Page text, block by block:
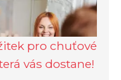
pro chuťové
vás dostane!